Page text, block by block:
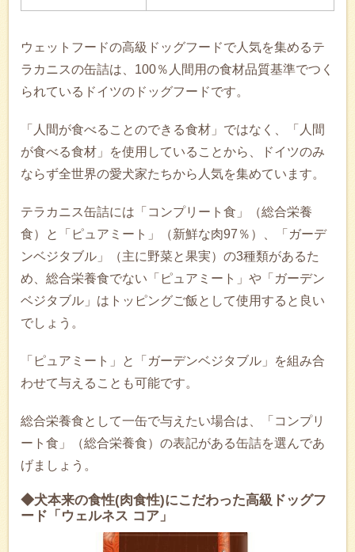
ウェットフードの高級ドッグフードで人気を集めるテ
ラカニスの缶詰は、100％人間用の食材品質基準でつく
られているドイツのドッグフードです。
「人間が食べることのできる食材」ではなく、「人間
が食べる食材」を使用していることから、ドイツのみ
ならず全世界の愛犬家たちから人気を集めています。
テラカニス缶詰には「コンプリート食」（総合栄養
食）と「ピュアミート」（新鮮な肉97％）、「ガーデ
ンベジタブル」（主に野菜と果実）の3種類があるた
め、総合栄養食でない「ピュアミート」や「ガーデン
ベジタブル」はトッピングご飯として使用すると良い
でしょう。
「ピュアミート」と「ガーデンベジタブル」を組み合
わせて与えることも可能です。
総合栄養食として一缶で与えたい場合は、「コンプリ
ート食」（総合栄養食）の表記がある缶詰を選んであ
げましょう。
◆犬本来の食性(肉食性)にこだわった高級ドッグフ
ード「ウェルネス コア」